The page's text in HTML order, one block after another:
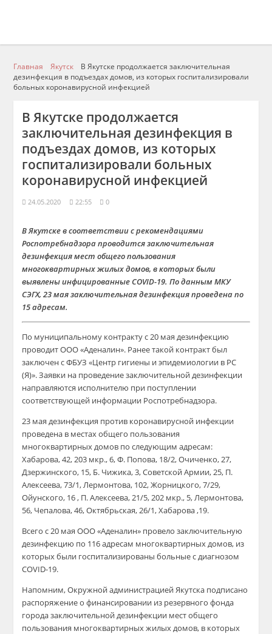
Главная Якутск
В Якутске продолжается заключительная
дезинфекция в подъездах домов, из которых госпитализировали
больных коронавирусной инфекцией
В Якутске продолжается
заключительная дезинфекция в
подъездах домов, из которых
госпитализировали больных
коронавирусной инфекцией
24.05.2020 22:55 0
В Якутске в соответствии с рекомендациями
Роспотребнадзора проводится заключительная
дезинфекция мест общего пользования
многоквартирных жилых домов, в которых были
выявлены инфицированные COVID-19. По данным МКУ
СЭГХ, 23 мая заключительная дезинфекция проведена по
15 адресам.
По муниципальному контракту с 20 мая дезинфекцию
проводит ООО «Аденалин». Ранее такой контракт был
заключен с ФБУЗ «Центр гигиены и эпидемиологии в РС
(Я)». Заявки на проведение заключительной дезинфекции
направляются исполнителю при поступлении
соответствующей информации Роспотребнадзора.
23 мая дезинфекция против коронавирусной инфекции
проведена в местах общего пользования
многоквартирных домов по следующим адресам:
Хабарова, 42, 203 мкр., 6, Ф. Попова, 18/2, Очиченко, 27,
Дзержинского, 15, Б. Чижика, 3, Советской Армии, 25, П.
Алексеева, 73/1, Лермонтова, 102, Жорницкого, 7/29,
Ойунского, 16 , П. Алексеева, 21/5, 202 мкр., 5, Лермонтова,
56, Чепалова, 46, Октябрьская, 26/1, Хабарова ,19.
Всего с 20 мая ООО «Аденалин» провело заключительную
дезинфекцию по 116 адресам многоквартирных домов, из
которых были госпитализированы больные с диагнозом
COVID-19.
Напомним, Окружной администрацией Якутска подписано
распоряжение о финансировании из резервного фонда
города заключительной дезинфекции мест общего
пользования многоквартирных жилых домов, в которых